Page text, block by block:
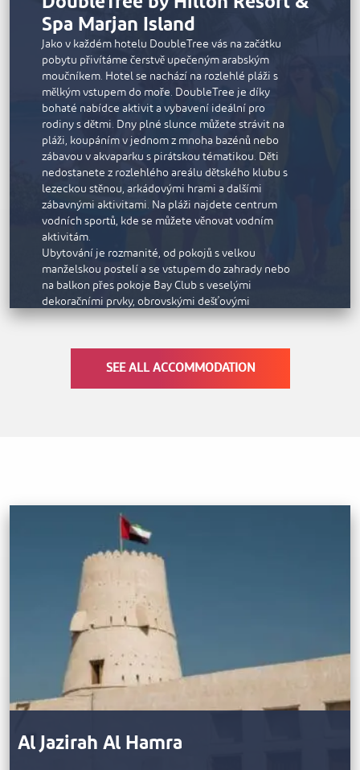
kempováním a dalších oblíbených činností včetně
stolního tenisu, boccie, badmintonu a volejbalu.
Děti si užijí pouštění draků, naučí se pár kroků salsy
a zahrají si na kalimbu, tradiční zimbabwský
hudební nástroj. V nabídce je také spousta aktivit
zaměřených na rozvoj ducha, jako je jóga při
východu slunce, lukostřelba, výroba keramiky
nebo ruční vyšívání.
Spa Marjan Island
Jako v každém hotelu DoubleTree vás na začátku
pobytu přivítáme čerstvě upečeným arabským
moučníkem. Hotel se nachází na rozlehlé pláži s
mělkým vstupem do moře. DoubleTree je díky
bohaté nabídce aktivit a vybavení ideální pro
rodiny s dětmi. Dny plné slunce můžete strávit na
pláži, koupáním v jednom z mnoha bazénů nebo
zábavou v akvaparku s pirátskou tématikou. Děti
nedostanete z rozlehlého areálu dětského klubu s
lezeckou stěnou, arkádovými hrami a dalšími
zábavnými aktivitami. Na pláži najdete centrum
vodních sportů, kde se můžete věnovat vodním
aktivitám.
Ubytování je rozmanité, od pokojů s velkou
manželskou postelí a se vstupem do zahrady nebo
na balkon přes pokoje Bay Club s veselými
dekoračními prvky, obrovskými dešťovými
sprchami a vanou až po pokoje Bay Club King s
V hotelu je působivá nabídka gastronomických
zařízení, včetně restaurace Vespa s chutnými
SEE ALL ACCOMMODATION
Al Jazirah Al Hamra